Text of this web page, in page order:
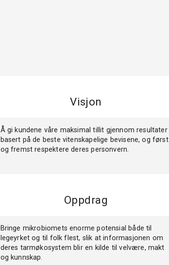
Visjon
Å gi kundene våre maksimal tillit gjennom resultater
basert på de beste vitenskapelige bevisene, og først
og fremst respektere deres personvern.
Oppdrag
Bringe mikrobiomets enorme potensial både til
legeyrket og til folk flest, slik at informasjonen om
deres tarmøkosystem blir en kilde til velvære, makt
og kunnskap.